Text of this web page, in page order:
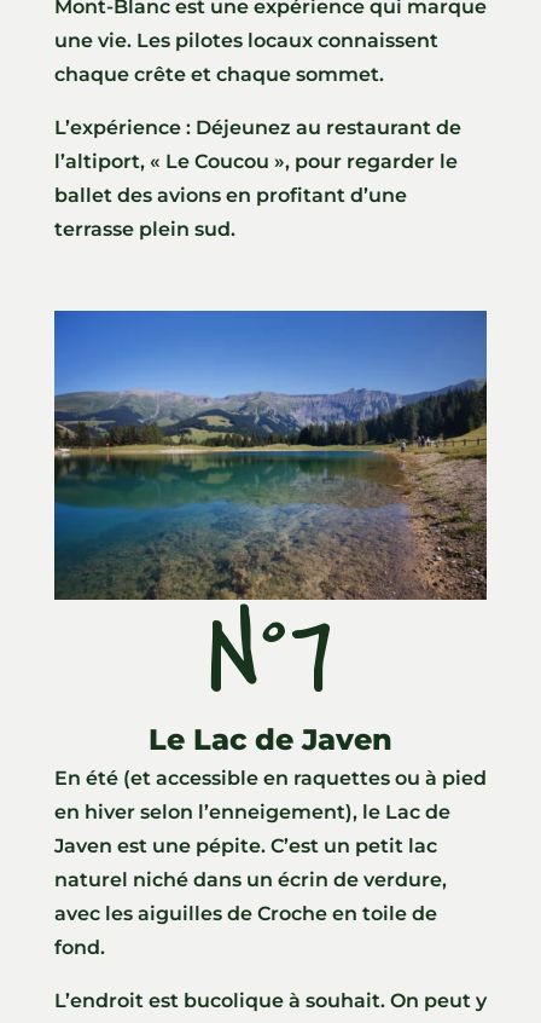
Mont-Blanc est une expérience qui marque
une vie. Les pilotes locaux connaissent
chaque crête et chaque sommet.
L’expérience : Déjeunez au restaurant de
l’altiport, « Le Coucou », pour regarder le
ballet des avions en profitant d’une
terrasse plein sud.
N°7
Le Lac de Javen
En été (et accessible en raquettes ou à pied
en hiver selon l’enneigement), le Lac de
Javen est une pépite. C’est un petit lac
naturel niché dans un écrin de verdure,
avec les aiguilles de Croche en toile de
fond.
L’endroit est bucolique à souhait. On peut y